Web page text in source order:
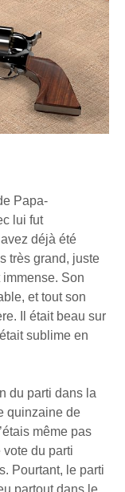
Papa-
lui fut
déjà été
très grand, juste
Son
et tout son
Il était beau sur
sublime en
du parti dans la
quinzaine de
même pas
du parti
Pourtant, le parti